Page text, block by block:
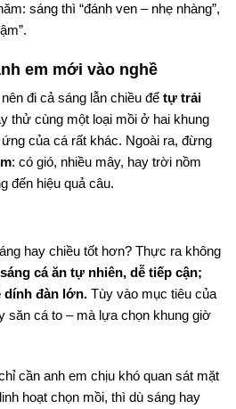
sáng thì “đánh ven – nhẹ nhàng”,
em mới vào nghề
đi cả sáng lẫn chiều để tự trải
thử cùng một loại mồi ở hai khung
của cá rất khác. Ngoài ra, đừng
: có gió, nhiều mây, hay trời nồm
đến hiệu quả câu.
hay chiều tốt hơn? Thực ra không
cá ăn tự nhiên, dễ tiếp cận;
dính đàn lớn. Tùy vào mục tiêu của
săn cá to – mà lựa chọn khung giờ
cần anh em chịu khó quan sát mặt
hoạt chọn mồi, thì dù sáng hay